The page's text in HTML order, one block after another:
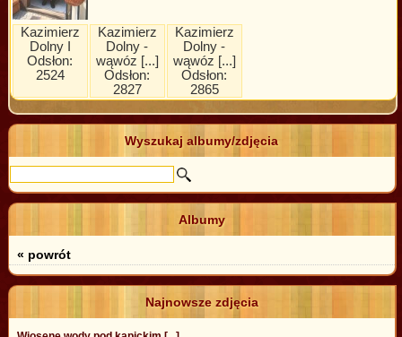
Kazimierz
Dolny I
Odsłon:
2524
Kazimierz
Dolny -
wąwóz [...]
Odsłon:
2827
Kazimierz
Dolny -
wąwóz [...]
Odsłon:
2865
Wyszukaj albumy/zdjęcia
Albumy
« powrót
Najnowsze zdjęcia